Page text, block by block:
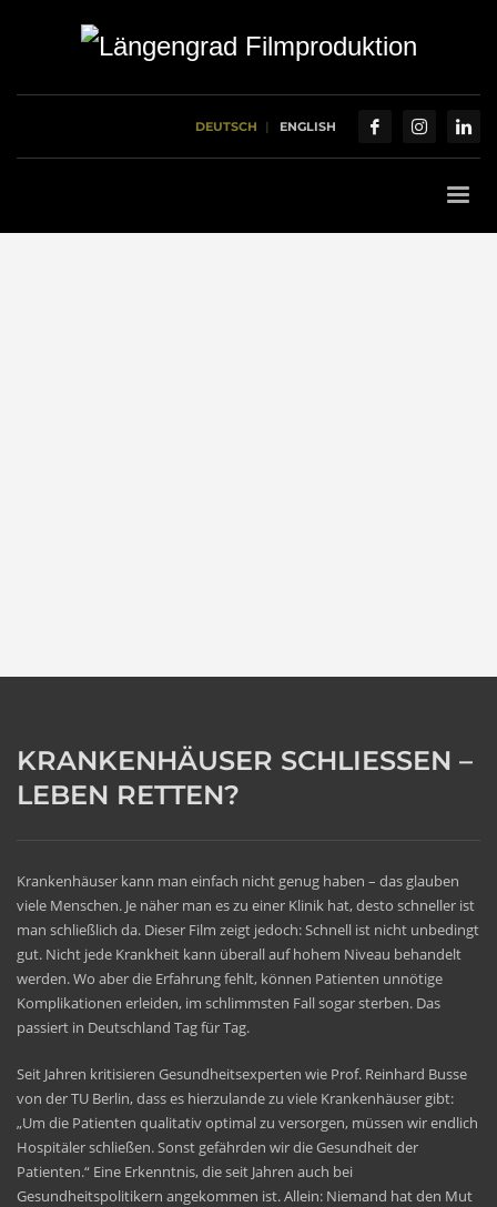
DEUTSCH ENGLISH
KRANKENHÄUSER SCHLIESSEN – L
EBEN RETTEN?
Krankenhäuser kann man einfach nicht genug haben – das glauben
viele Menschen. Je näher man es zu einer Klinik hat, desto schneller ist
man schließlich da. Dieser Film zeigt jedoch: Schnell ist nicht unbedingt
gut. Nicht jede Krankheit kann überall auf hohem Niveau behandelt
werden. Wo aber die Erfahrung fehlt, können Patienten unnötige
Komplikationen erleiden, im schlimmsten Fall sogar sterben. Das
passiert in Deutschland Tag für Tag.
Seit Jahren kritisieren Gesundheitsexperten wie Prof. Reinhard Busse
von der TU Berlin, dass es hierzulande zu viele Krankenhäuser gibt:
„Um die Patienten qualitativ optimal zu versorgen, müssen wir endlich
Hospitäler schließen. Sonst gefährden wir die Gesundheit der
Patienten.“ Eine Erkenntnis, die seit Jahren auch bei
Gesundheitspolitikern angekommen ist. Allein: Niemand hat den Mut